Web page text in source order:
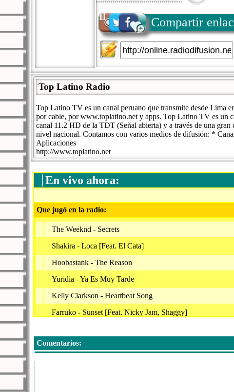
Compartir
Top Latino Radio
Top Latino TV es un canal peruano que transmite desde Lima
por cable, por www.toplatino.net y apps. Top Latino TV es un
canal 11.2 HD de la TDT (Señal abierta) y a través de una gran
nivel nacional. Contamos con varios medios de difusión: *
Aplicaciones
http://www.toplatino.net
En vivo ahora:
Que jugó en la radio:
The Weeknd - Secrets
Shakira - Loca [Feat. El Cata]
Hoobastank - The Reason
Yuridia - Ya Es Muy Tarde
Kelly Clarkson - Heartbeat Song
Farruko - Sunset [Feat. Nicky Jam, Shaggy]
Alejandro Roca Rey - Tan Solo
Tiziano Ferro - Tardes Negras
Comentarios: